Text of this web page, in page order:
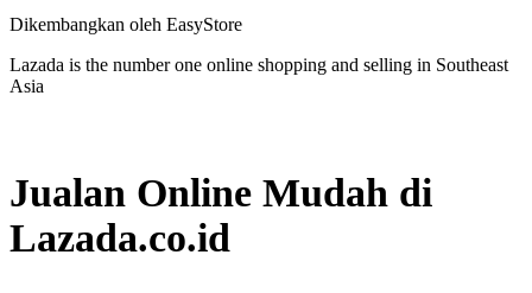
Dikembangkan oleh EasyStore
Lazada is the number one online shopping and selling in Southeast
Asia
Jualan Online Mudah di
Lazada.co.id